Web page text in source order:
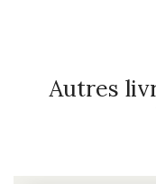
Autres